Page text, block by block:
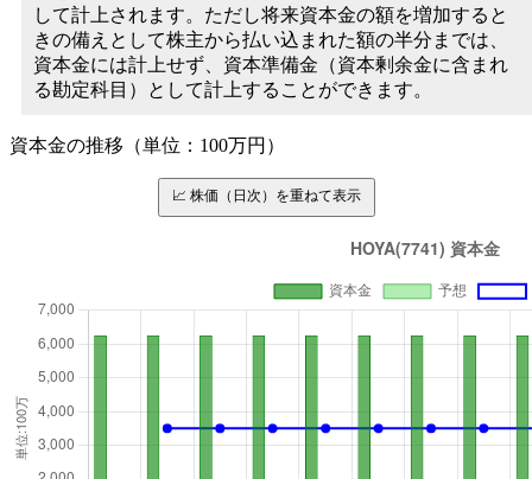
して計上されます。ただし将来資本金の額を増加すると
きの備えとして株主から払い込まれた額の半分までは、
資本金には計上せず、資本準備金（資本剰余金に含まれ
る勘定科目）として計上することができます。
資本金の推移（単位：100万円）
📈 株価（日次）を重ねて表示